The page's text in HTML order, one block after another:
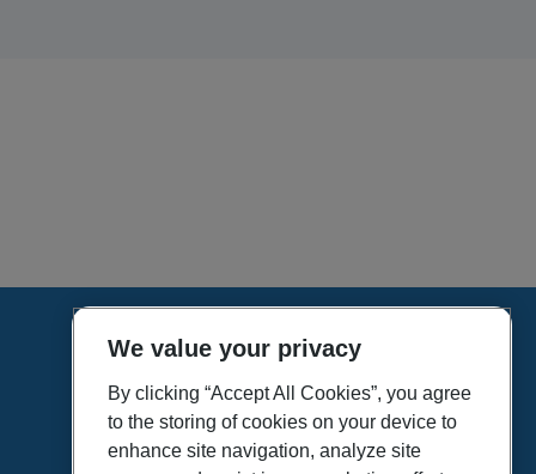
HOME
VÍDEOS
POLÍTICA DE PRIVACIDAD
POLÍTICA DE COOKIES
We value your privacy
By clicking “Accept All Cookies”, you agree
to the storing of cookies on your device to
enhance site navigation, analyze site